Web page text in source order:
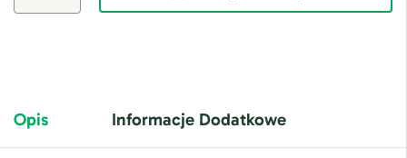
Opis Informacje Dodatkowe